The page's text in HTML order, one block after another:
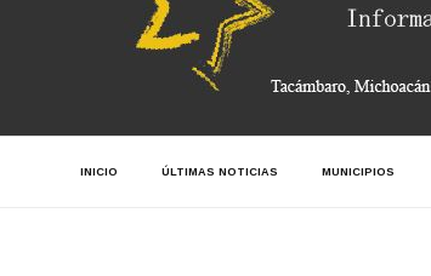
INICIO ÚLTIMAS NOTICIAS MUNICIPIOS